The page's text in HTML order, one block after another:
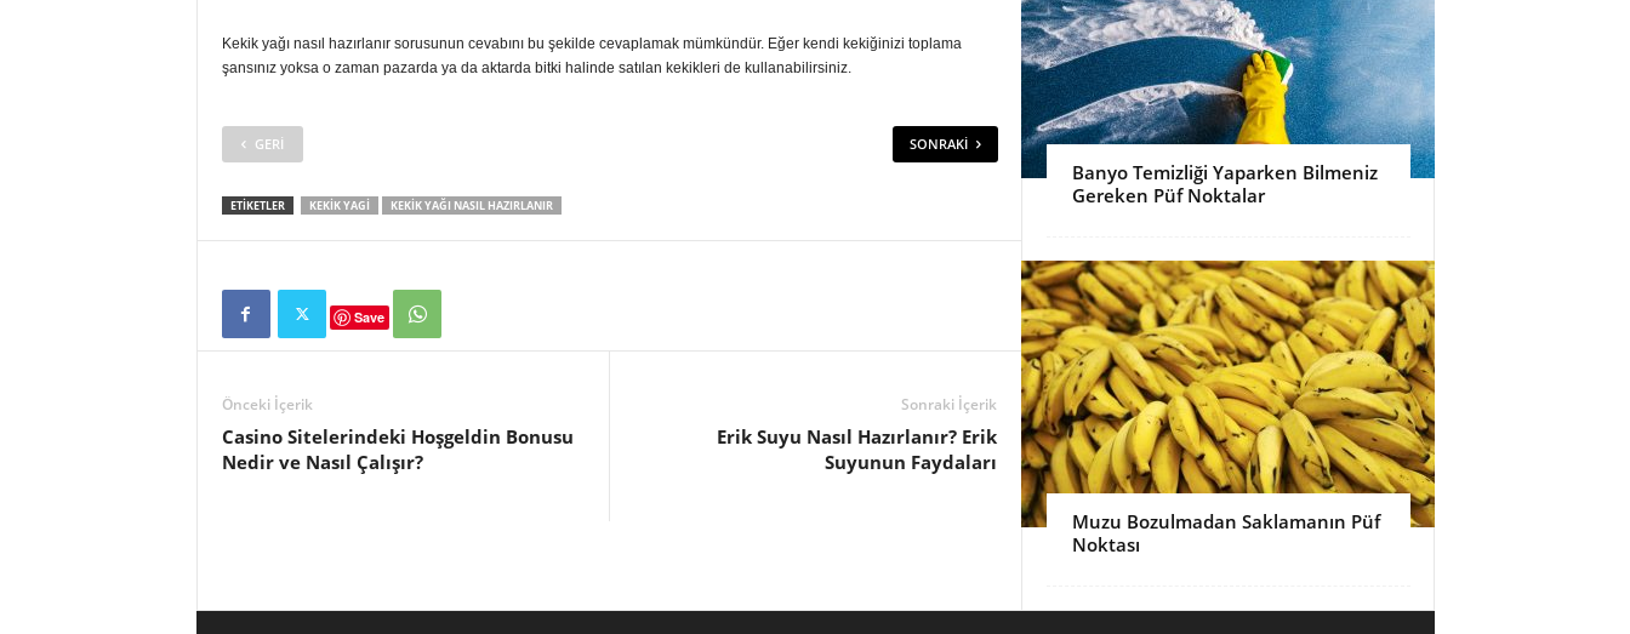
Kekik yağı nasıl hazırlanır sorusunun cevabını bu şekilde cevaplamak mümkündür. Eğer kendi kekiğinizi toplama
şansınız yoksa o zaman pazarda ya da aktarda bitki halinde satılan kekikleri de kullanabilirsiniz.
GERI SONRAKI
ETIKETLER KEKIK YAGI KEKIK YAĞI NASIL HAZIRLANIR
Save
Önceki İçerik
Casino Sitelerindeki Hoşgeldin Bonusu
Nedir ve Nasıl Çalışır?
Sonraki İçerik
Erik Suyu Nasıl Hazırlanır? Erik
Suyunun Faydaları
Banyo Temizliği Yaparken Bilmeniz
Gereken Püf Noktalar
Muzu Bozulmadan Saklamanın Püf
Noktası